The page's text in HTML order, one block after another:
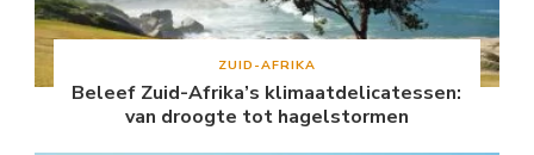
ZUID-AFRIKA
Beleef Zuid-Afrika’s klimaatdelicatessen:
van droogte tot hagelstormen